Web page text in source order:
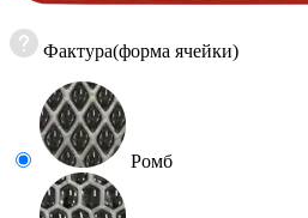
Фактура(форма ячейки)
Ромб